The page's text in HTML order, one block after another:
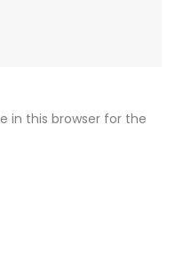
in this browser for the